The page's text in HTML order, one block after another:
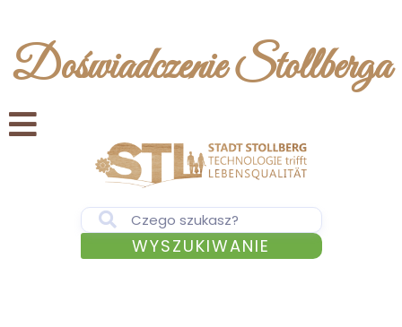
Doświadczenie Stollberga
WYSZUKIWANIE